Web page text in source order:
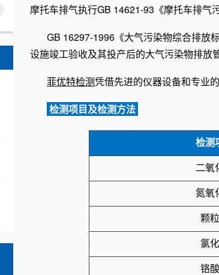
摩托车排气执行GB 14621-93《摩托车排气
GB 16297-1996《大气污染物综合排放
设施竣工验收及其投产后的大气污染物排放
菲优特检测凭借先进的仪器设备和专业
检测项目及检测方法
检测
二氧
氮氧
颗
氯
铬